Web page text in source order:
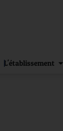
L'établissement